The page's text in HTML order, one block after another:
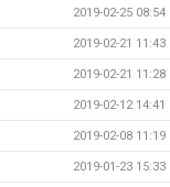
2019-02-25 08:54
2019-02-21 11:43
2019-02-21 11:28
2019-02-12 14:41
2019-02-08 11:19
2019-01-23 15:33